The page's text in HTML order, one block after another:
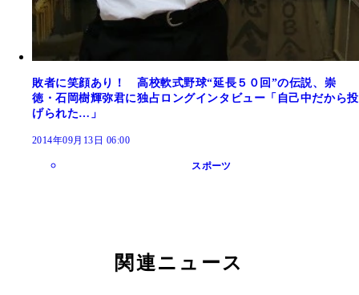
敗者に笑顔あり！ 高校軟式野球“延長５０回”の伝説、崇
徳・石岡樹輝弥君に独占ロングインタビュー「自己中だから投
げられた…」
2014年09月13日 06:00
スポーツ
関連ニュース